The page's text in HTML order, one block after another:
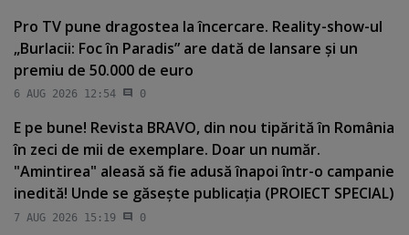
Pro TV pune dragostea la încercare. Reality-show-ul
„Burlacii: Foc în Paradis” are dată de lansare şi un
premiu de 50.000 de euro
6 AUG 2026 12:54 0
E pe bune! Revista BRAVO, din nou tipărită în România
în zeci de mii de exemplare. Doar un număr.
"Amintirea" aleasă să fie adusă înapoi într-o campanie
inedită! Unde se găseşte publicaţia (PROIECT SPECIAL)
7 AUG 2026 15:19 0